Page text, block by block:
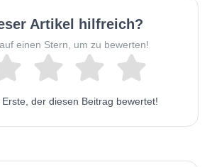
Artikel hilfreich?
einen Stern, um zu bewerten!
der diesen Beitrag bewertet!